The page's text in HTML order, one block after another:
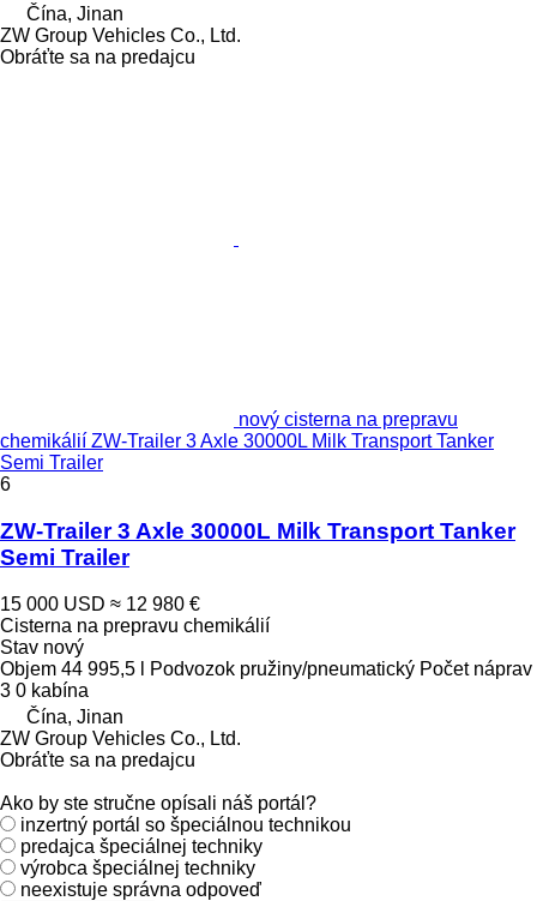
Čína, Jinan
ZW Group Vehicles Co., Ltd.
Obráťte sa na predajcu
nový cisterna na prepravu
chemikálií ZW-Trailer 3 Axle 30000L Milk Transport Tanker
Semi Trailer
6
ZW-Trailer 3 Axle 30000L Milk Transport Tanker
Semi Trailer
15 000 USD ≈ 12 980 €
Cisterna na prepravu chemikálií
Stav nový
Objem 44 995,5 l Podvozok pružiny/pneumatický Počet náprav
3 0 kabína
Čína, Jinan
ZW Group Vehicles Co., Ltd.
Obráťte sa na predajcu
Ako by ste stručne opísali náš portál?
inzertný portál so špeciálnou technikou
predajca špeciálnej techniky
výrobca špeciálnej techniky
neexistuje správna odpoveď